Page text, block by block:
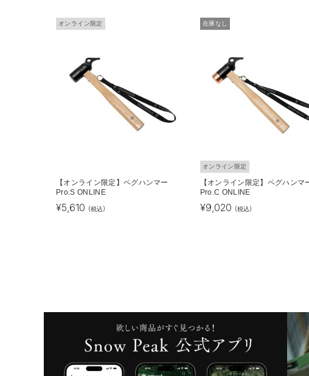
オンライン限定
【オンライン限定】ペグハンマー
Pro.S ONLINE
¥5,610 (税込)
在庫なし
オンライン限定
【オンライン限定】ペグハンマ
Pro.C ONLINE
¥9,020 (税込)